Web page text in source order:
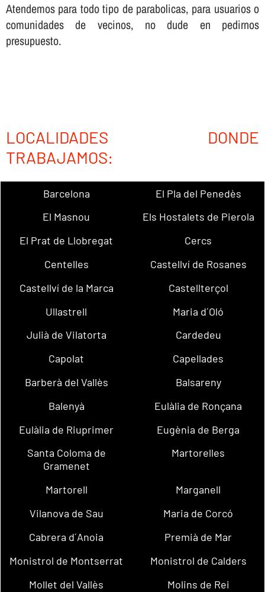
Atendemos para todo tipo de parabolicas, para usuarios o
comunidades de vecinos, no dude en pedirnos
presupuesto.
LOCALIDADES DONDE
TRABAJAMOS:
Barcelona
El Pla del Penedès
El Masnou
Els Hostalets de Pierola
El Prat de Llobregat
Cercs
Centelles
Castellví de Rosanes
Castellví de la Marca
Castellterçol
Ullastrell
Maria d´Oló
Julià de Vilatorta
Cardedeu
Capolat
Capellades
Barberà del Vallès
Balsareny
Balenyà
Eulàlia de Ronçana
Eulàlia de Riuprimer
Eugènia de Berga
Santa Coloma de
Gramenet
Martorelles
Martorell
Marganell
Vilanova de Sau
Maria de Corcó
Cabrera d´Anoia
Premià de Mar
Monistrol de Montserrat
Monistrol de Calders
Mollet del Vallès
Molins de Rei